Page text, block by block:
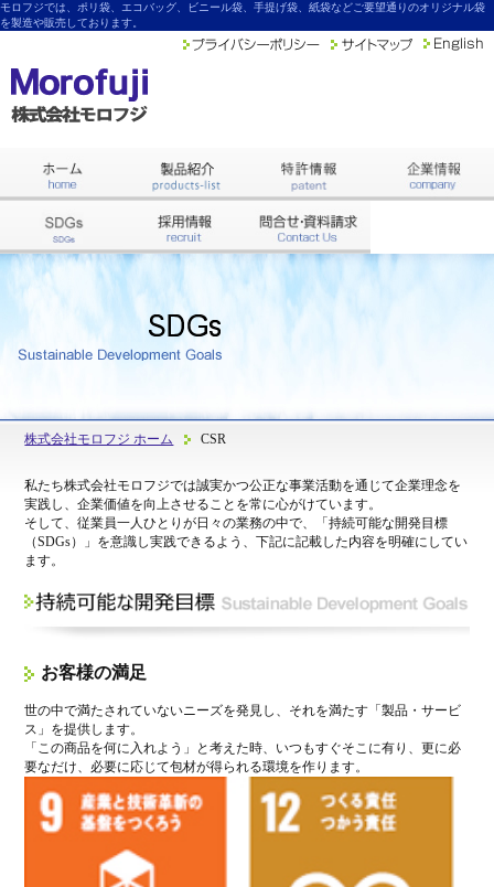
モロフジでは、ポリ袋、エコバッグ、ビニール袋、手提げ袋、紙袋などご要望通りのオリジナル袋
を製造や販売しております。
株式会社モロフジ ホーム CSR
私たち株式会社モロフジでは誠実かつ公正な事業活動を通じて企業理念を
実践し、企業価値を向上させることを常に心がけています。
そして、従業員一人ひとりが日々の業務の中で、「持続可能な開発目標
（SDGs）」を意識し実践できるよう、下記に記載した内容を明確にしてい
ます。
お客様の満足
世の中で満たされていないニーズを発見し、それを満たす「製品・サービ
ス」を提供します。
「この商品を何に入れよう」と考えた時、いつもすぐそこに有り、更に必
要なだけ、必要に応じて包材が得られる環境を作ります。